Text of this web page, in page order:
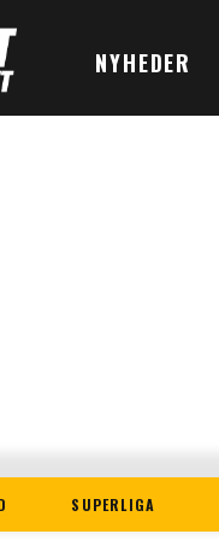
NYHEDER
SUPERLIGA